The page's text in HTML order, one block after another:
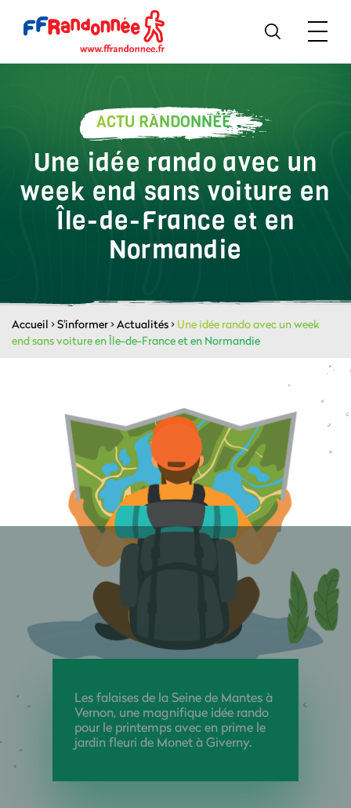
ACTU RANDONNÉE
Une idée rando avec un
week end sans voiture en
Île-de-France et en
Normandie
Accueil >S'informer>Actualités> Une idée rando avec un week
end sans voiture en Île-de-France et en Normandie
Les falaises de la Seine de Mantes à
Vernon, une magnifique idée rando
pour le printemps avec en prime le
jardin fleuri de Monet à Giverny.